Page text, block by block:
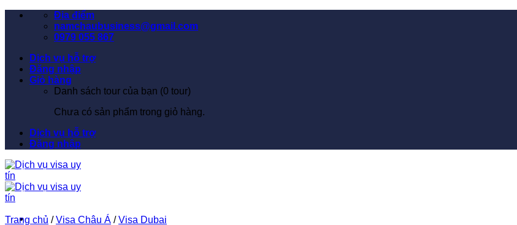
Địa điểm
namchaubusiness@gmail.com
0979 055 867
Dịch vụ hỗ trợ
Đăng nhập
Giỏ hàng
Danh sách tour của bạn (0 tour)
Chưa có sản phẩm trong giỏ hàng.
Dịch vụ hỗ trợ
Đăng nhập
Trang chủ / Visa Châu Á / Visa Dubai